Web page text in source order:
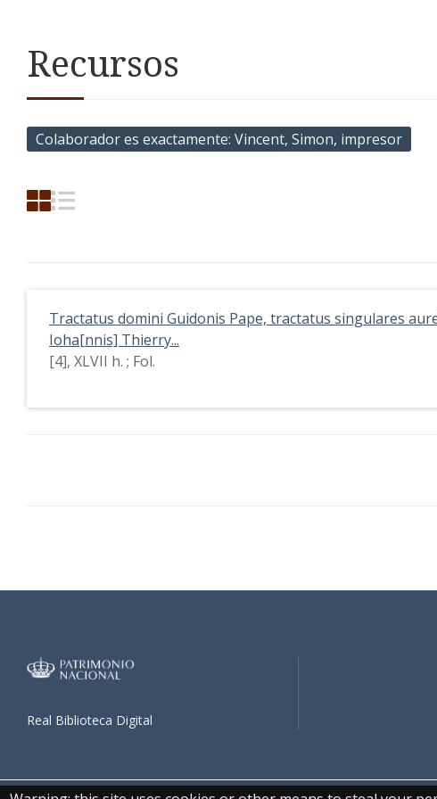
Recursos
Colaborador es exactamente Vincent, Simon, impresor
Tractatus domini Guidonis Pape, tractatus singulares
Ioha[nnis] Thierry...
[4], XLVII h. ; Fol.
Real Biblioteca Digital